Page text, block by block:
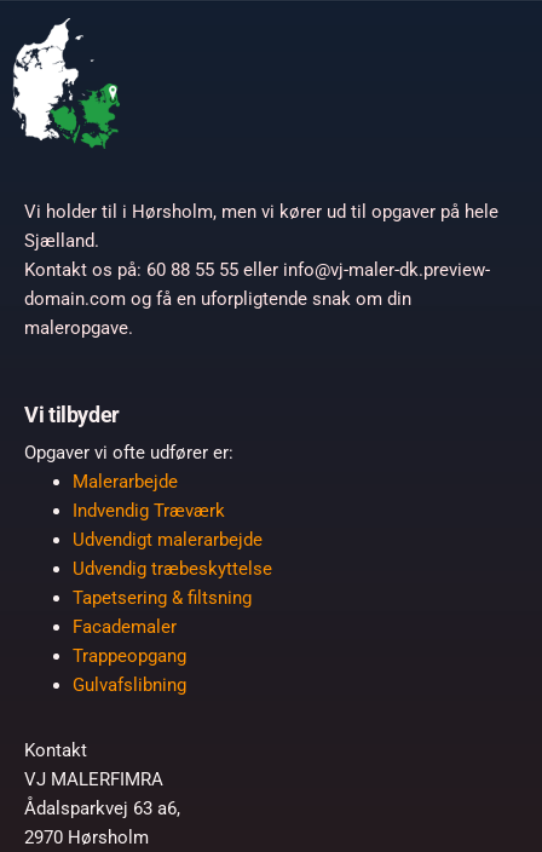
Vi holder til i Hørsholm, men vi kører ud til opgaver på hele
Sjælland.
Kontakt os på: 60 88 55 55 eller info@vj-maler-dk.preview-
domain.com og få en uforpligtende snak om din
maleropgave.
Vi tilbyder
Opgaver vi ofte udfører er:
Malerarbejde
Indvendig Træværk
Udvendigt malerarbejde
Udvendig træbeskyttelse
Tapetsering & filtsning
Facademaler
Trappeopgang
Gulvafslibning
Kontakt
VJ MALERFIMRA
Ådalsparkvej 63 a6,
2970 Hørsholm